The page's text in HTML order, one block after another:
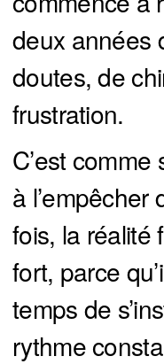
deux années
doutes, de
frustration.
C’est comme
à l’empêcher
fois, la réalité
fort, parce
temps de
rythme